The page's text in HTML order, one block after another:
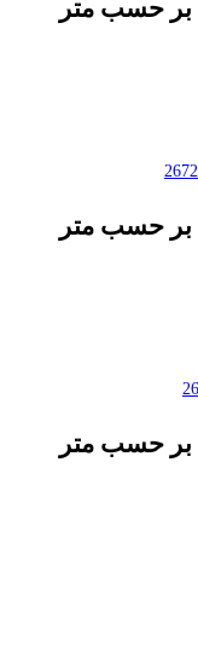
بر حسب متر
بر حسب متر
بر حسب متر